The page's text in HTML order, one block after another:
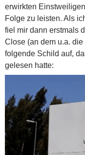
erwirkten
Folge zu leisten. Als
fiel mir dann erstmals
Close (an dem u.a.
folgende Schild auf,
gelesen hatte: